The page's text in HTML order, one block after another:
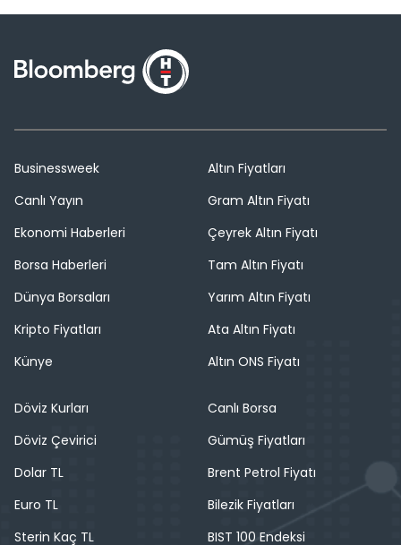
Businessweek
Canlı Yayın
Ekonomi Haberleri
Borsa Haberleri
Dünya Borsaları
Kripto Fiyatları
Künye
Altın Fiyatları
Gram Altın Fiyatı
Çeyrek Altın Fiyatı
Tam Altın Fiyatı
Yarım Altın Fiyatı
Ata Altın Fiyatı
Altın ONS Fiyatı
Döviz Kurları
Döviz Çevirici
Dolar TL
Euro TL
Sterin Kaç TL
Canlı Borsa
Gümüş Fiyatları
Brent Petrol Fiyatı
Bilezik Fiyatları
BIST 100 Endeksi